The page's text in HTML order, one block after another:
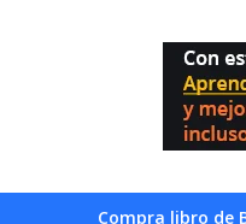
Compra libro de